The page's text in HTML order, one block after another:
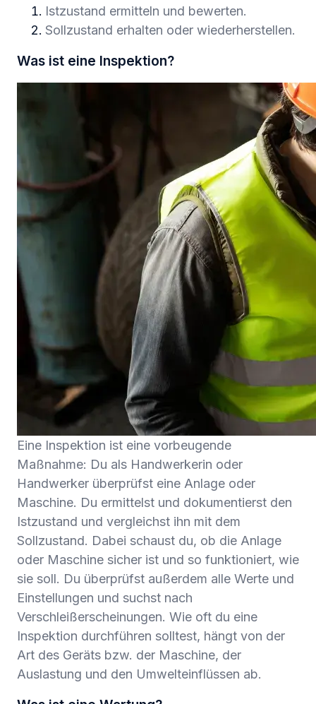
Istzustand ermitteln und bewerten.
Sollzustand erhalten oder wiederherstellen.
Was ist eine Inspektion?
Eine Inspektion ist eine vorbeugende
Maßnahme: Du als Handwerkerin oder
Handwerker überprüfst eine Anlage oder
Maschine. Du ermittelst und dokumentierst den
Istzustand und vergleichst ihn mit dem
Sollzustand. Dabei schaust du, ob die Anlage
oder Maschine sicher ist und so funktioniert, wie
sie soll. Du überprüfst außerdem alle Werte und
Einstellungen und suchst nach
Verschleißerscheinungen. Wie oft du eine
Inspektion durchführen solltest, hängt von der
Art des Geräts bzw. der Maschine, der
Auslastung und den Umwelteinflüssen ab.